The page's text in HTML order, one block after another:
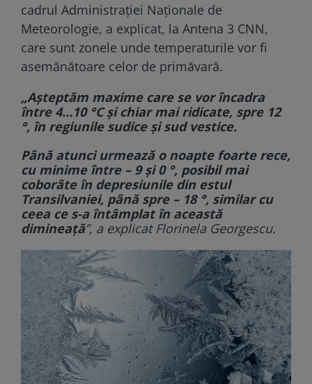
cadrul Administrației Naționale de
Meteorologie, a explicat, la Antena 3 CNN,
care sunt zonele unde temperaturile vor fi
asemănătoare celor de primăvară.
„Așteptăm maxime care se vor încadra
între 4…10 °C și chiar mai ridicate, spre 12
°, în regiunile sudice și sud vestice.
Până atunci urmează o noapte foarte rece,
cu minime între – 9 și 0 °, posibil mai
coborâte în depresiunile din estul
Transilvaniei, până spre – 18 °, similar cu
ceea ce s-a întâmplat în această
dimineață”, a explicat Florinela Georgescu.